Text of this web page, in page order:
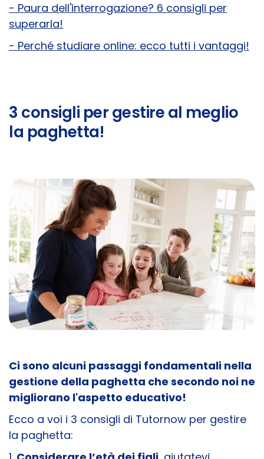
- Paura dell'interrogazione? 6 consigli per
superarla!
- Perché studiare online: ecco tutti i vantaggi!
3 consigli per gestire al meglio
la paghetta!
Ci sono alcuni passaggi fondamentali nella
gestione della paghetta che secondo noi ne
migliorano l'aspetto educativo!
Ecco a voi i 3 consigli di Tutornow per gestire
la paghetta: